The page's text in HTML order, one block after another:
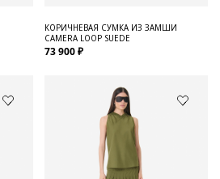
КОРИЧНЕВАЯ СУМКА ИЗ ЗАМШИ
CAMERA LOOP SUEDE
73 900 ₽